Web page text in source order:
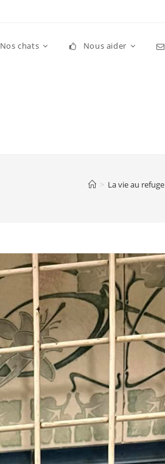
Nos chats Nous aider
> La vie au refuge